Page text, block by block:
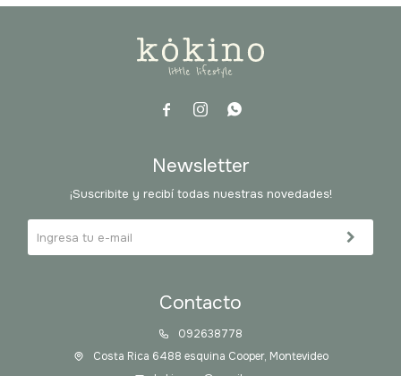
  
Contacto
092638778
Costa Rica 6488 esquina Cooper, Montevideo
Newsletter
¡Suscribite y recibí todas nuestras novedades!